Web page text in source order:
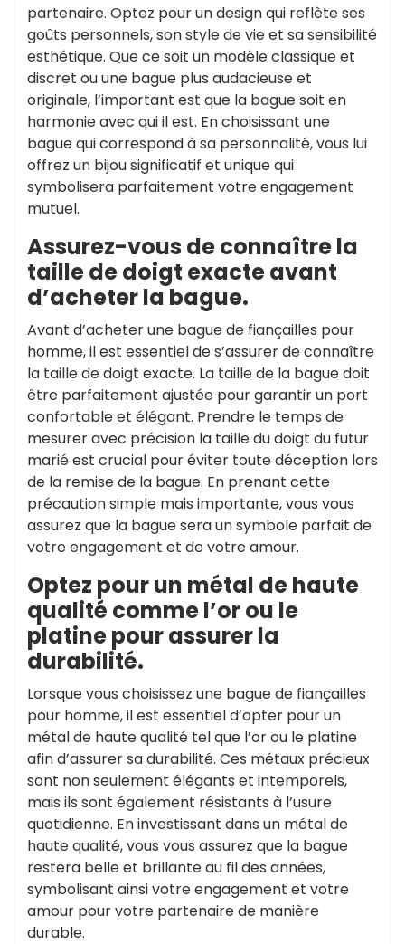
partenaire. Optez pour un design qui reflète ses
goûts personnels, son style de vie et sa sensibilité
esthétique. Que ce soit un modèle classique et
discret ou une bague plus audacieuse et
originale, l’important est que la bague soit en
harmonie avec qui il est. En choisissant une
bague qui correspond à sa personnalité, vous lui
offrez un bijou significatif et unique qui
symbolisera parfaitement votre engagement
mutuel.
Assurez-vous de connaître la
taille de doigt exacte avant
d’acheter la bague.
Avant d’acheter une bague de fiançailles pour
homme, il est essentiel de s’assurer de connaître
la taille de doigt exacte. La taille de la bague doit
être parfaitement ajustée pour garantir un port
confortable et élégant. Prendre le temps de
mesurer avec précision la taille du doigt du futur
marié est crucial pour éviter toute déception lors
de la remise de la bague. En prenant cette
précaution simple mais importante, vous vous
assurez que la bague sera un symbole parfait de
votre engagement et de votre amour.
Optez pour un métal de haute
qualité comme l’or ou le
platine pour assurer la
durabilité.
Lorsque vous choisissez une bague de fiançailles
pour homme, il est essentiel d’opter pour un
métal de haute qualité tel que l’or ou le platine
afin d’assurer sa durabilité. Ces métaux précieux
sont non seulement élégants et intemporels,
mais ils sont également résistants à l’usure
quotidienne. En investissant dans un métal de
haute qualité, vous vous assurez que la bague
restera belle et brillante au fil des années,
symbolisant ainsi votre engagement et votre
amour pour votre partenaire de manière
durable.